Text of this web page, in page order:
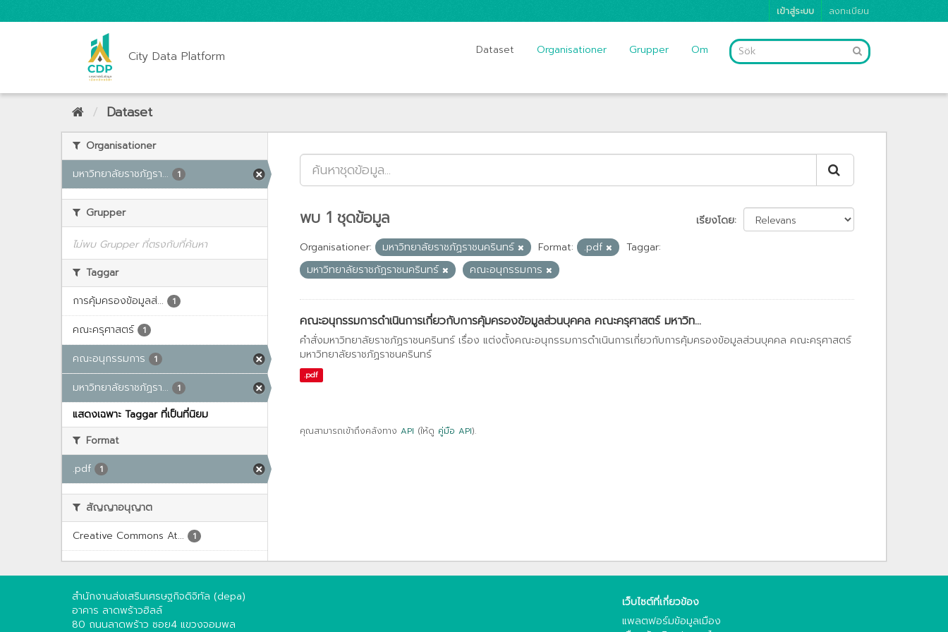
เข้าสู่ระบบ ลงทะเบียน
City Data Platform Dataset Organisationer Grupper Om
Dataset
Organisationer
มหาวิทยาลัยราชภัฏรา...
1
Grupper
ไม่พบ Grupper ที่ตรงกับที่ค้นหา
Taggar
การคุ้มครองข้อมูลส่...
1
คณะครุศาสตร์ 1
คณะอนุกรรมการ 1
มหาวิทยาลัยราชภัฏรา... 1
แสดงเฉพาะ Taggar ที่เป็นที่นิยม
Format
.pdf
1
สัญญาอนุญาต
Creative Commons At...
1
เรียงโดย
พบ 1 ชุดข้อมูล
Organisationer: มหาวิทยาลัยราชภัฏราชนครินทร์ Format: .pdf
Taggar:
มหาวิทยาลัยราชภัฏราชนครินทร์
คณะอนุกรรมการ
คณะอนุกรรมการดำเนินการเกี่ยวกับการคุ้มครองข้อมูลส่วนบุคคล คณะครุศาสตร์ มหาวิท...
คำสั่งมหาวิทยาลัยราชภัฏราชนครินทร์ เรื่อง แต่งตั้งคณะอนุกรรมการดำเนินการเกี่ยวกับการคุ้มครองข้อมูลส่วนบุคคล คณะครุศาสตร์
มหาวิทยาลัยราชภัฏราชนครินทร์
.pdf
คุณสามารถเข้าถึงคลังทาง API (ให้ดู คู่มือ API).
สำนักงานส่งเสริมเศรษฐกิจดิจิทัล (depa)
อาคาร ลาดพร้าวฮิลล์
80 ถนนลาดพร้าว ซอย4 แขวงจอมพล
เว็บไซต์ที่เกี่ยวข้อง
แพลตฟอร์มข้อมูลเมือง